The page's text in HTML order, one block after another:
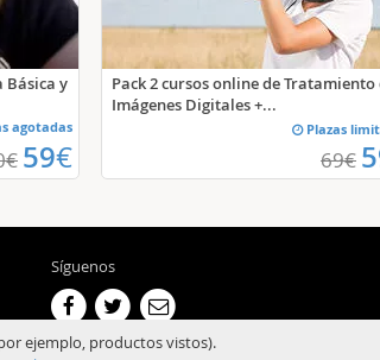
Básica y
agotadas
€ 59€
Pack 2 cursos online de Tratamiento
Imágenes Digitales +...
Plazas
69€
Síguenos
ejemplo, productos vistos).